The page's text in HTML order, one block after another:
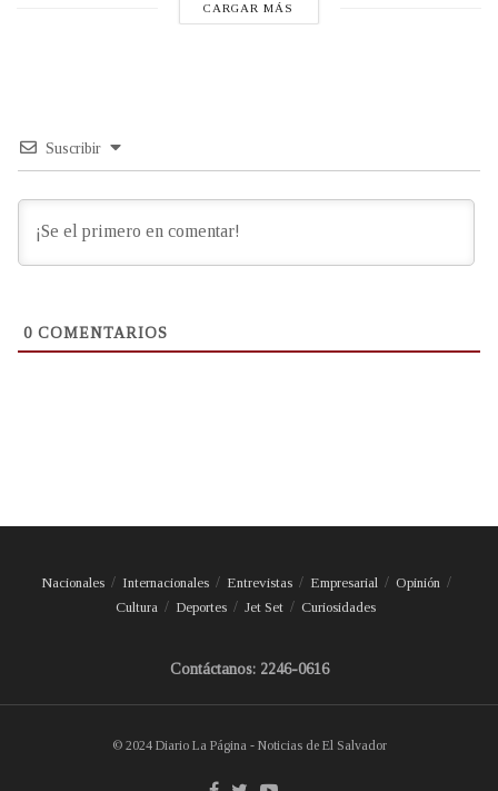
CARGAR MÁS
Suscribir
0 COMENTARIOS
Nacionales Internacionales Entrevistas Empresarial
Opinión
Cultura
Deportes Jet Set Curiosidades
Contáctanos: 2246-0616
© 2024 Diario La Página - Noticias de El Salvador